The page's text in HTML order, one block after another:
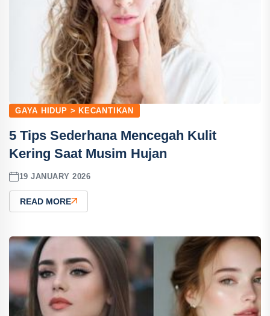
GAYA HIDUP > KECANTIKAN
5 Tips Sederhana Mencegah Kulit
Kering Saat Musim Hujan
19 JANUARY 2026
READ MORE